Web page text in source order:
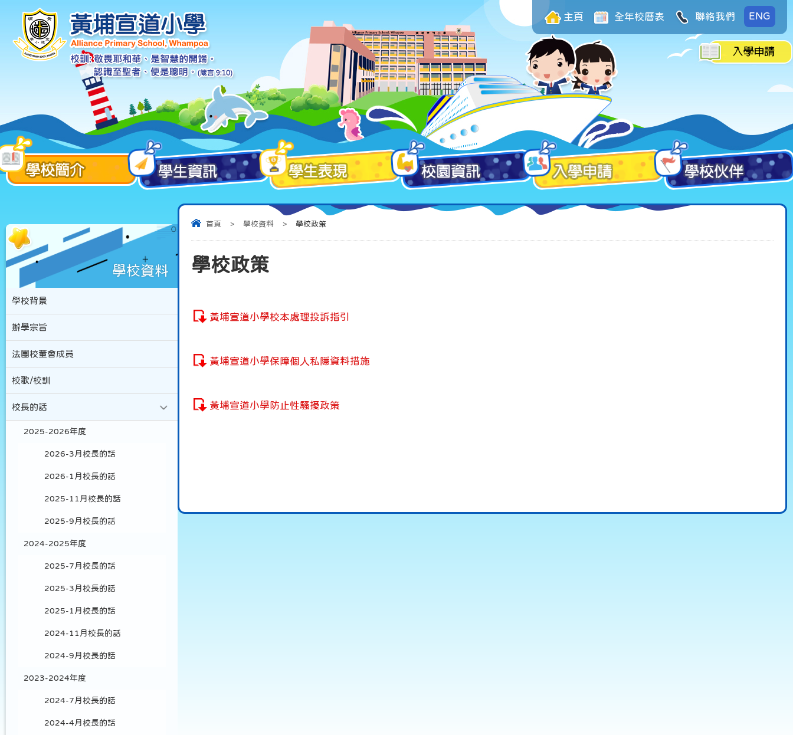
主頁 全年校曆表 聯絡我們 ENG
首頁 > 學校資料 > 學校政策
學校政策
黃埔宣道小學校本處理投訴指引
黃埔宣道小學保障個人私隱資料措施
黃埔宣道小學防止性騷擾政策
學校資料
學校背景
辦學宗旨
法團校董會成員
校歌/校訓
校長的話
2025-2026年度
2026-3月校長的話
2026-1月校長的話
2025-11月校長的話
2025-9月校長的話
2024-2025年度
2025-7月校長的話
2025-3月校長的話
2025-1月校長的話
2024-11月校長的話
2024-9月校長的話
2023-2024年度
2024-7月校長的話
2024-4月校長的話